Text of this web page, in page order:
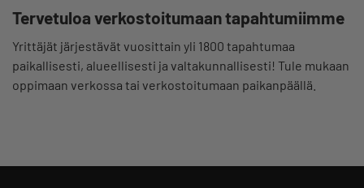
Tervetuloa verkostoitumaan tapahtumiimme
Yrittäjät järjestävät vuosittain yli 1800 tapahtumaa
paikallisesti, alueellisesti ja valtakunnallisesti! Tule mukaan
oppimaan verkossa tai verkostoitumaan paikanpäällä.